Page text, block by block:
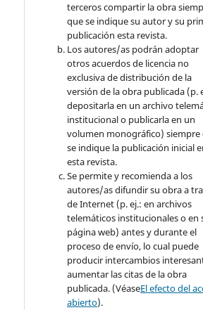
terceros compartir la obra
que se indique su autor y su
publicación esta revista.
Los autores/as podrán adoptar
otros acuerdos de licencia no
exclusiva de distribución de la
versión de la obra publicada (p.
depositarla en un archivo
institucional o publicarla en un
volumen monográfico) siempre
se indique la publicación inicial
esta revista.
Se permite y recomienda a los
autores/as difundir su obra a
de Internet (p. ej.: en archivos
telemáticos institucionales o en
página web) antes y durante el
proceso de envío, lo cual puede
producir intercambios
aumentar las citas de la obra
publicada. (VéaseEl efecto del
abierto).